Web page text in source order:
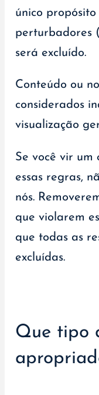
único
perturbadores
será excluído.
Conteúdo ou
considerados
visualização
Se você vir
essas regras,
nós.
que violarem
que todas as
excluídas.
Que tipo